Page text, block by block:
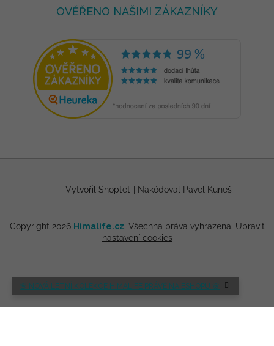
🌸 NOVÁ LETNÍ KOLEKCE HIMALIFE PRÁVĚ NA ESHOPU 🌸
OVĚŘENO NAŠIMI ZÁKAZNÍKY
Vytvořil Shoptet Nakódoval Pavel Kuneš
Copyright 2026 Himalife.cz. Všechna práva vyhrazena. Upravit
nastavení cookies